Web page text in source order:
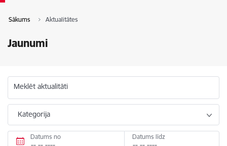
Sākums Aktualitātes
Jaunumi
Meklēt aktualitāti
Kategorija
Datums no Datums līdz